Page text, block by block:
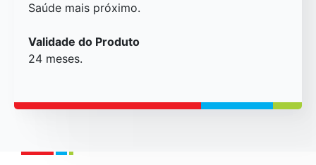
Saúde mais próximo.
Validade do Produto
24 meses.